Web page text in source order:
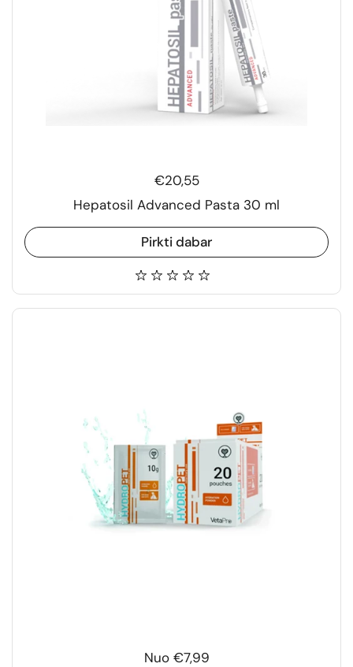
€20,55
Hepatosil Advanced Pasta 30 ml
Pirkti dabar
Nuo €7,99